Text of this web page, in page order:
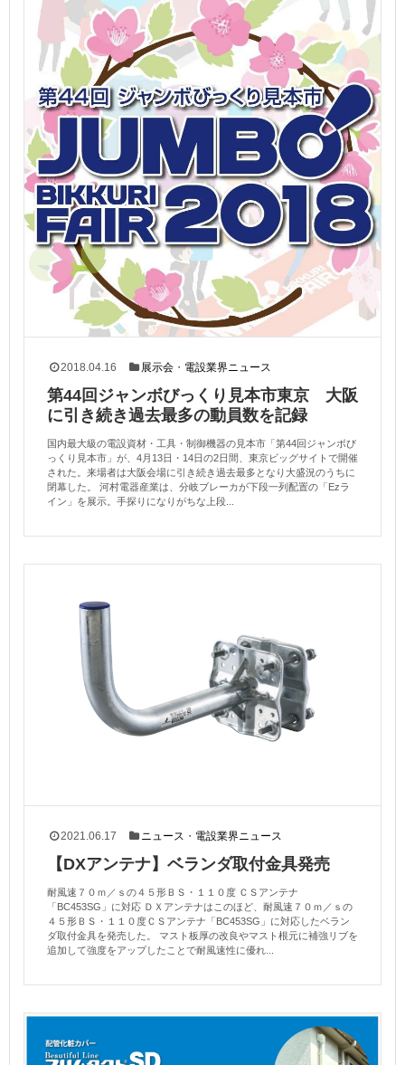
2018.04.16 展示会 ・ 電設業界ニュース
第44回ジャンボびっくり見本市東京 大阪
に引き続き過去最多の動員数を記録
国内最大級の電設資材・工具・制御機器の見本市「第44回ジャンボび
っくり見本市」が、4月13日・14日の2日間、東京ビッグサイトで開催
された。来場者は大阪会場に引き続き過去最多となり大盛況のうちに
閉幕した。 河村電器産業は、分岐ブレーカが下段一列配置の「Ezラ
イン」を展示。手探りになりがちな上段...
2021.06.17 ニュース ・ 電設業界ニュース
【DXアンテナ】ベランダ取付金具発売
耐風速７０ｍ／ｓの４５形ＢＳ・１１０度 ＣＳアンテナ
「BC453SG」に対応 ＤＸアンテナはこのほど、耐風速７０ｍ／ｓの
４５形ＢＳ・１１０度ＣＳアンテナ「BC453SG」に対応したベラン
ダ取付金具を発売した。 マスト板厚の改良やマスト根元に補強リブを
追加して強度をアップしたことで耐風速性に優れ...